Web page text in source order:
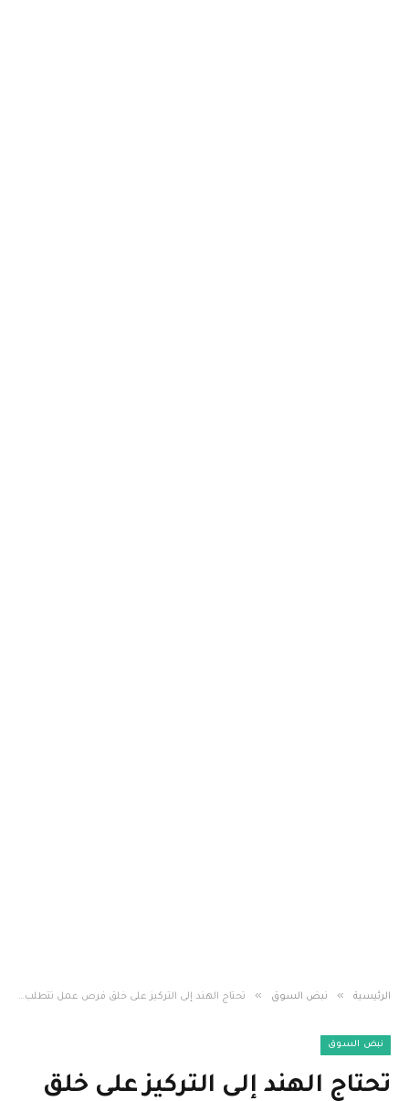
الرئيسية » نبض السوق » تحتاج الهند إلى التركيز على خلق فرص عمل تتطلب مهارات، وتحسين نوعية العمالة على المدى القصير: رئيس EAC-PM
نبض السوق
تحتاج الهند إلى التركيز على خلق